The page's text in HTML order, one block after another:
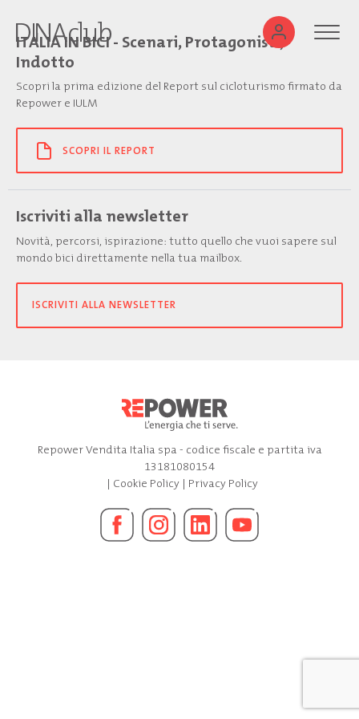
ITALIA IN BICI - Scenari, Protagonisti,
Indotto
Scopri la prima edizione del Report sul cicloturismo firmato da
Repower e IULM
SCOPRI IL REPORT
Iscriviti alla newsletter
Novità, percorsi, ispirazione: tutto quello che vuoi sapere sul
mondo bici direttamente nella tua mailbox.
ISCRIVITI ALLA NEWSLETTER
Repower Vendita Italia spa - codice fiscale e partita iva
13181080154
| Cookie Policy| Privacy Policy